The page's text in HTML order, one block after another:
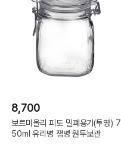
8,700
보르미올리 피도 밀폐용기(투명) 7
50ml 유리병 잼병 원두보관